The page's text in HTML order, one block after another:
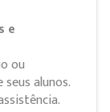
e
ou
alunos.